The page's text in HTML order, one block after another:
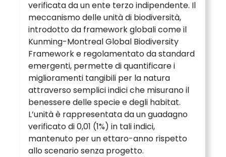
verificata da un ente terzo indipendente. Il
meccanismo delle unità di biodiversità,
introdotto da framework globali come il
Kunming-Montreal Global Biodiversity
Framework e regolamentato da standard
emergenti, permette di quantificare i
miglioramenti tangibili per la natura
attraverso semplici indici che misurano il
benessere delle specie e degli habitat.
L’unità è rappresentata da un guadagno
verificato di 0,01 (1%) in tali indici,
mantenuto per un ettaro-anno rispetto
allo scenario senza progetto.